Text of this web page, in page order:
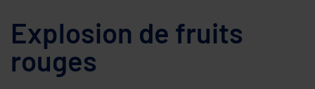
Explosion de fruits
rouges